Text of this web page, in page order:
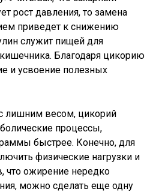
рост давления, то замена
приведет к снижению
служит пищей для
Благодаря цикорию
и усвоение полезных
лишним весом, цикорий
процессы,
быстрее. Конечно, для
физические нагрузки и
что ожирение нередко
можно сделать еще одну